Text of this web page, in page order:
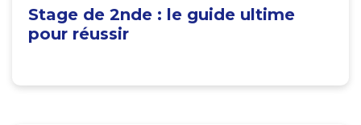
Stage de 2nde : le guide ultime
pour réussir